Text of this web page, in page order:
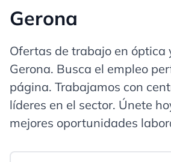
Gerona
Ofertas de trabajo en óptica
Gerona. Busca el empleo
página. Trabajamos con
líderes en el sector. Únete
mejores oportunidades